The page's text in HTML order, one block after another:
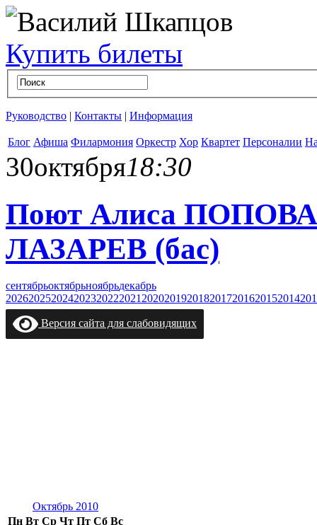
Купить билеты
Руководство | Контакты | Информация
Блог Афиша Филармония Оркестр Хор Квартет Персоналии
30октября18:30
Поют Алиса ПОПОВА
ЛАЗАРЕВ (бас)
сентябрьоктябрьноябрьдекабрь
2026202520242023202220212020201920182017201620152014
Версия сайта для слабовидящих
Октябрь 2010
Пн Вт Ср Чт Пт Сб Вс